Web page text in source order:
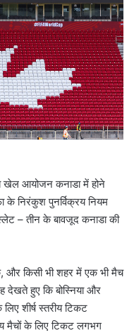
खेल आयोजन कनाडा में होने
के निरंकुश पुनर्विक्रय नियम
– तीन के बावजूद कनाडा की
और किसी भी शहर में एक भी मैच
देखते हुए कि बोस्निया और
शीर्ष स्तरीय टिकट
मैचों के लिए टिकट लगभग